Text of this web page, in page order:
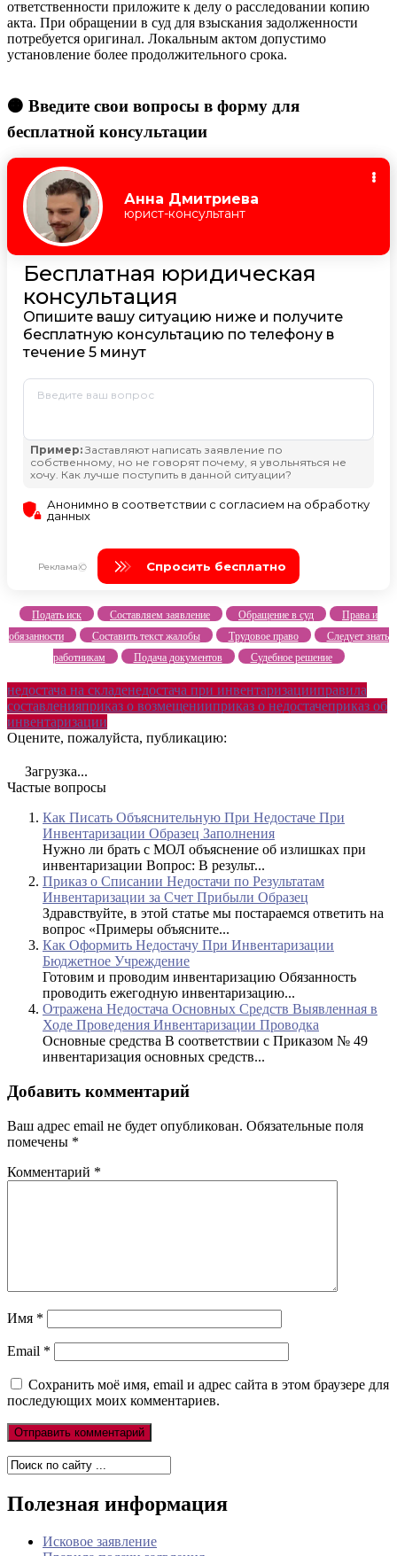
ответственности приложите к делу о расследовании копию
акта. При обращении в суд для взыскания задолженности
потребуется оригинал. Локальным актом допустимо
установление более продолжительного срока.
🟠 Введите свои вопросы в форму для
бесплатной консультации
Подать иск Составляем заявление Обращение в суд
Права и
обязанности
Составить текст жалобы Трудовое право
Следует знать
работникам
Подача документов Судебное решение
недостача на складенедостача при инвентаризацииправила
составленияприказ о возмещенииприказ о недостачеприказ об
инвентаризации
Оцените, пожалуйста, публикацию:
Загрузка...
Частые вопросы
Как Писать Объяснительную При Недостаче При
Инвентаризации Образец Заполнения
Нужно ли брать с МОЛ объяснение об излишках при
инвентаризации Вопрос: В результ...
Приказ о Списании Недостачи по Результатам
Инвентаризации за Счет Прибыли Образец
Здравствуйте, в этой статье мы постараемся ответить на
вопрос «Примеры объясните...
Как Оформить Недостачу При Инвентаризации
Бюджетное Учреждение
Готовим и проводим инвентаризацию Обязанность
проводить ежегодную инвентаризацию...
Отражена Недостача Основных Средств Выявленная в
Ходе Проведения Инвентаризации Проводка
Основные средства В соответствии с Приказом № 49
инвентаризация основных средств...
Добавить комментарий
Ваш адрес email не будет опубликован. Обязательные поля
помечены *
Комментарий *
Имя *
Email *
Сохранить моё имя, email и адрес сайта в этом браузере для
последующих моих комментариев.
Полезная информация
Исковое заявление